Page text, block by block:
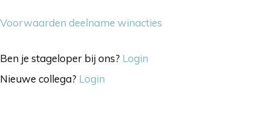
Voorwaarden deelname winacties
Ben je stageloper bij ons? Login
Nieuwe collega? Login